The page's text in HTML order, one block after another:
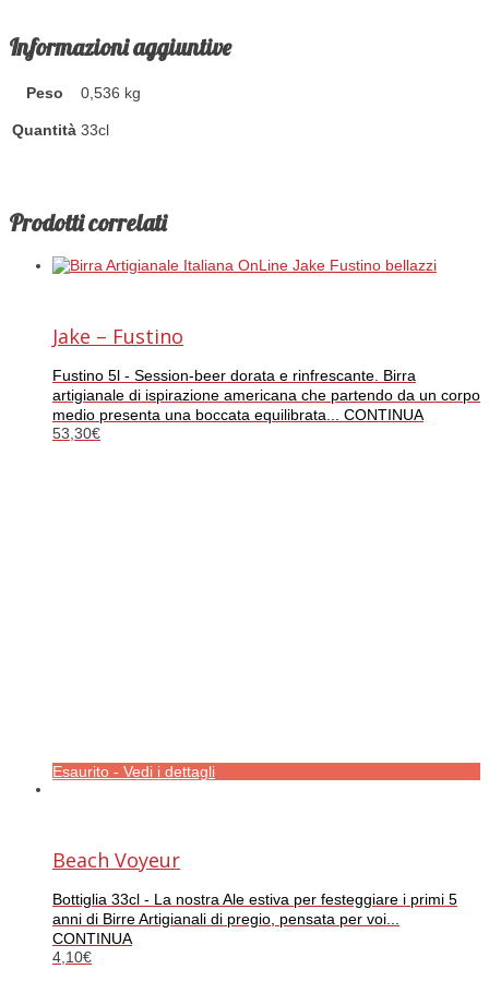
Informazioni aggiuntive
Peso 0,536 kg
Quantità 33cl
Prodotti correlati
Jake – Fustino
Fustino 5l - Session-beer dorata e rinfrescante. Birra
artigianale di ispirazione americana che partendo da un corpo
medio presenta una boccata equilibrata... CONTINUA
53,30€
Esaurito - Vedi i dettagli
Beach Voyeur
Bottiglia 33cl - La nostra Ale estiva per festeggiare i primi 5
anni di Birre Artigianali di pregio, pensata per voi...
CONTINUA
4,10€